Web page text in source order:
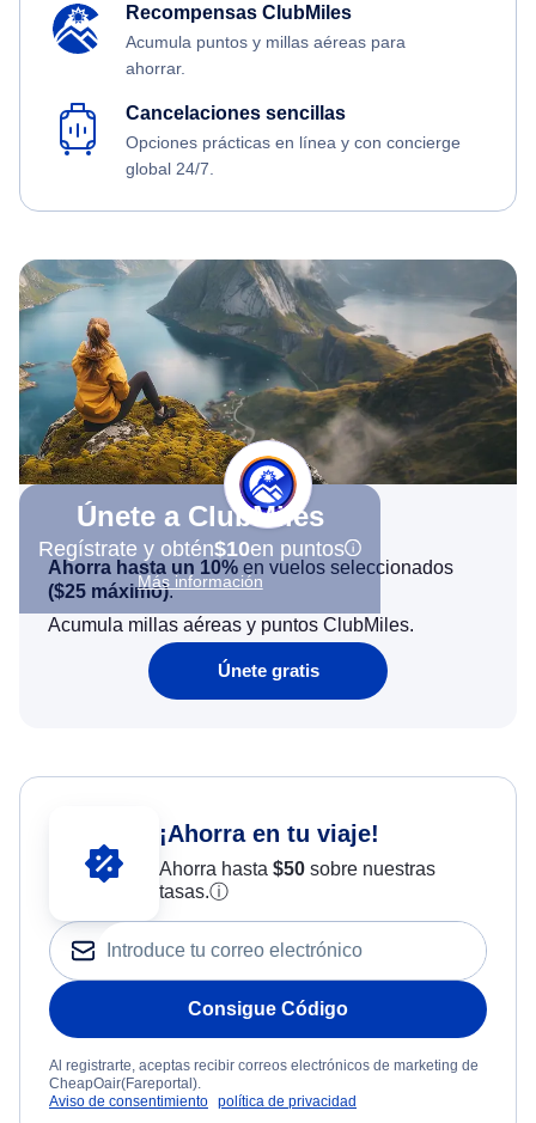
Recompensas ClubMiles
Acumula puntos y millas aéreas para
ahorrar.
Cancelaciones sencillas
Opciones prácticas en línea y con concierge
global 24/7.
Únete a ClubMiles
Regístrate y obtén$10en puntos
Más información
Ahorra hasta un 10% en vuelos seleccionados
($25 máximo).
Acumula millas aéreas y puntos ClubMiles.
Únete gratis
¡Ahorra en tu viaje!
Ahorra hasta $50sobre nuestras
tasas.ⓘ
Consigue Código
Al registrarte, aceptas recibir correos electrónicos de marketing de
CheapOair(Fareportal).
Aviso de consentimiento política de privacidad